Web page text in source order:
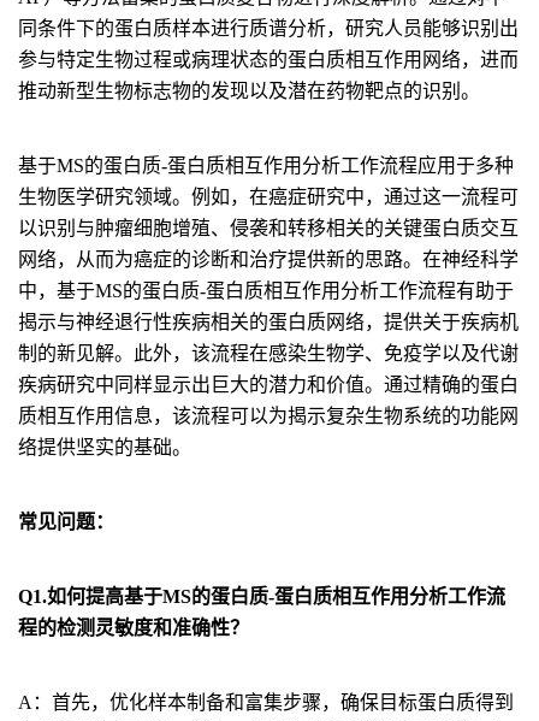
同条件下的蛋白质样本进行质谱分析，研究人员能够识别出
参与特定生物过程或病理状态的蛋白质相互作用网络，进而
推动新型生物标志物的发现以及潜在药物靶点的识别。
基于MS的蛋白质-蛋白质相互作用分析工作流程应用于多种
生物医学研究领域。例如，在癌症研究中，通过这一流程可
以识别与肿瘤细胞增殖、侵袭和转移相关的关键蛋白质交互
网络，从而为癌症的诊断和治疗提供新的思路。在神经科学
中，基于MS的蛋白质-蛋白质相互作用分析工作流程有助于
揭示与神经退行性疾病相关的蛋白质网络，提供关于疾病机
制的新见解。此外，该流程在感染生物学、免疫学以及代谢
疾病研究中同样显示出巨大的潜力和价值。通过精确的蛋白
质相互作用信息，该流程可以为揭示复杂生物系统的功能网
络提供坚实的基础。
常见问题：
Q1.如何提高基于MS的蛋白质-蛋白质相互作用分析工作流
程的检测灵敏度和准确性？
A：首先，优化样本制备和富集步骤，确保目标蛋白质得到